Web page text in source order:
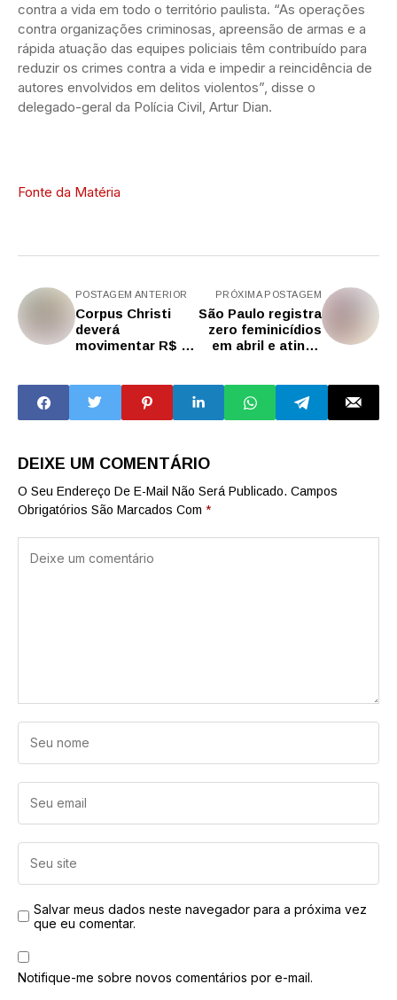
contra a vida em todo o território paulista. “As operações
contra organizações criminosas, apreensão de armas e a
rápida atuação das equipes policiais têm contribuído para
reduzir os crimes contra a vida e impedir a reincidência de
autores envolvidos em delitos violentos”, disse o
delegado-geral da Polícia Civil, Artur Dian.
Fonte da Matéria
POSTAGEM ANTERIOR
Corpus Christi
deverá
movimentar R$ 6,4
de SP
PRÓXIMA POSTAGEM
São Paulo registra
zero feminicídios
em abril e atinge
DEIXE UM COMENTÁRIO
O Seu Endereço De E-Mail Não Será Publicado. Campos
Obrigatórios São Marcados Com *
Salvar meus dados neste navegador para a próxima vez
que eu comentar.
Notifique-me sobre novos comentários por e-mail.